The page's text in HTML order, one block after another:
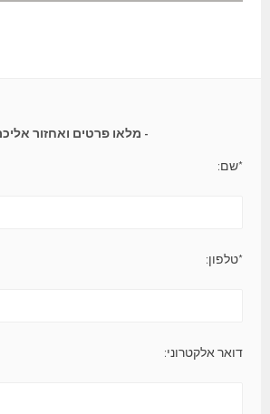
מלאו פרטים ואחזור אליכם
*שם:
*טלפון:
דואר אלקטרוני: